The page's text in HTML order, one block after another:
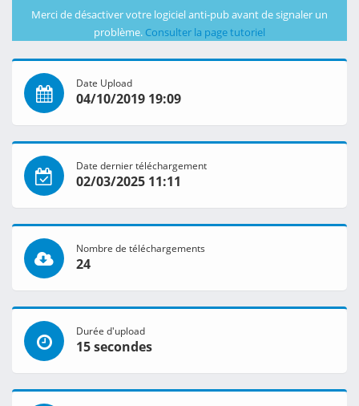
Merci de désactiver votre logiciel anti-pub avant de signaler un
problème. Consulter la page tutoriel
Date Upload
04/10/2019 19:09
Date dernier téléchargement
02/03/2025 11:11
Nombre de téléchargements
24
Durée d'upload
15 secondes